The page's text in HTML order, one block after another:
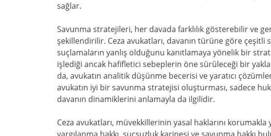
sağlar.
Savunma stratejileri, her davada farklılık gösterebilir ve
şekillendirilir. Ceza avukatları, davanın türüne göre
suçlamaların yanlış olduğunu kanıtlamaya yönelik bir
işlediği ancak hafifletici sebeplerin öne sürüleceği bir
da, avukatın analitik düşünme becerisi ve yaratıcı
avukatın iyi bir savunma stratejisi oluşturması, sadece
davanın dinamiklerini anlamayla da ilgilidir.
Ceza avukatları, müvekkillerinin yasal haklarını